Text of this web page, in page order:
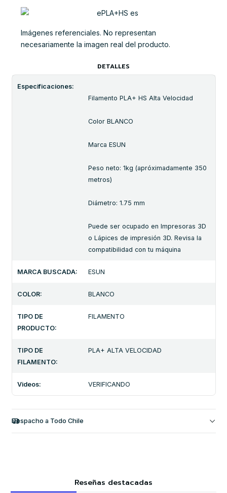
Imágenes referenciales. No representan
necesariamente la imagen real del producto.
DETALLES
Especificaciones:
Filamento PLA+ HS Alta Velocidad
Color BLANCO
Marca ESUN
Peso neto: 1kg (apróximadamente 350
metros)
Diámetro: 1.75 mm
Puede ser ocupado en Impresoras 3D
o Lápices de impresión 3D. Revisa la
compatibilidad con tu máquina
MARCA BUSCADA: ESUN
COLOR: BLANCO
TIPO DE
PRODUCTO:
FILAMENTO
TIPO DE
FILAMENTO:
PLA+ ALTA VELOCIDAD
Videos: VERIFICANDO
Despacho a Todo Chile
Reseñas destacadas